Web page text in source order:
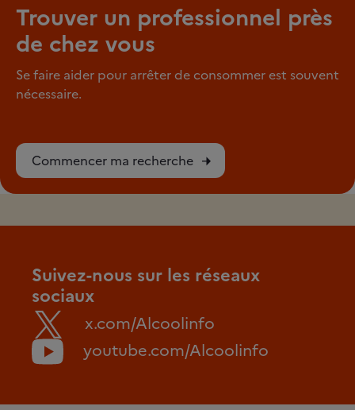
Trouver un professionnel près
de chez vous
Se faire aider pour arrêter de consommer est souvent
nécessaire.
Commencer ma recherche
Suivez-nous sur les réseaux
sociaux
x.com/Alcoolinfo
youtube.com/Alcoolinfo